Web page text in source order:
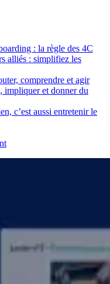
: la règle des 4C
alliés : simplifiez les
comprendre et agir
impliquer et donner du
c’est aussi entretenir le